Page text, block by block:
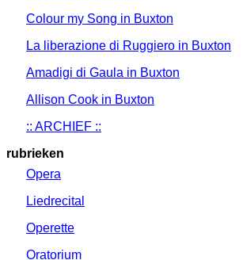
Colour my Song in Buxton
La liberazione di Ruggiero in Buxton
Amadigi di Gaula in Buxton
Allison Cook in Buxton
:: ARCHIEF ::
rubrieken
Opera
Liedrecital
Operette
Oratorium